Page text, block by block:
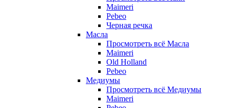
Maimeri
Pebeo
Черная речка
Масла
Просмотреть всё Масла
Maimeri
Old Holland
Pebeo
Медиумы
Просмотреть всё Медиумы
Maimeri